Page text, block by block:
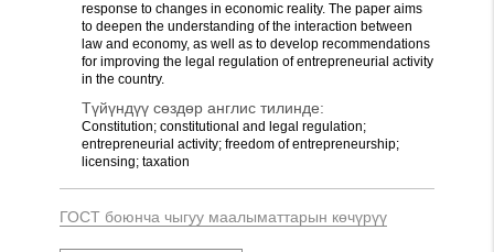
response to changes in economic reality. The paper aims
to deepen the understanding of the interaction between
law and economy, as well as to develop recommendations
for improving the legal regulation of entrepreneurial activity
in the country.
Түйүндүү сөздөр англис тилинде:
Constitution; constitutional and legal regulation;
entrepreneurial activity; freedom of entrepreneurship;
licensing; taxation
ГОСТ боюнча чыгуу маалыматтарын көчүрүү